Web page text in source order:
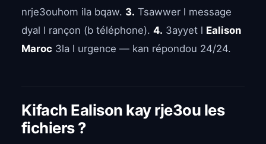
nrje3ouhom ila bqaw. 3. Tsawwer l message
dyal l rançon (b téléphone). 4. 3ayyet l Ealison
Maroc 3la l urgence — kan répondou 24/24.
Kifach Ealison kay rje3ou les
fichiers ?